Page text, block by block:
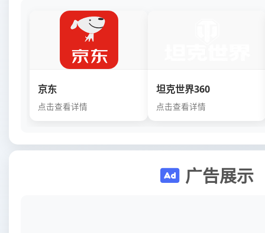
京东
点击查看详情
坦克世界360
点击查看详情
广告展示